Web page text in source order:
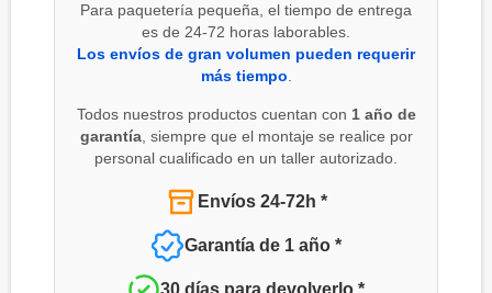
Para paquetería pequeña, el tiempo de entrega
es de 24-72 horas laborables.
Los envíos de gran volumen pueden requerir
más tiempo
Todos nuestros productos cuentan con 1 año de
garantía, siempre que el montaje se realice por
personal cualificado en un taller autorizado.
Envíos 24-72h *
Garantía de 1 año *
30 días para devolverlo *